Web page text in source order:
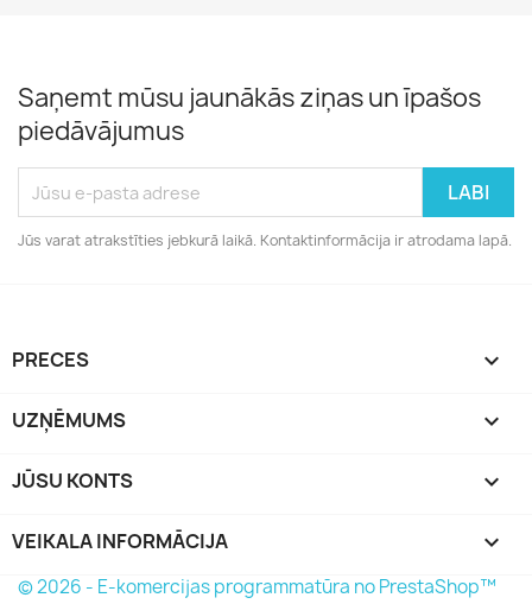
Saņemt mūsu jaunākās ziņas un īpašos
piedāvājumus
Jūs varat atrakstīties jebkurā laikā. Kontaktinformācija ir atrodama lapā.
PRECES 
UZŅĒMUMS 
JŪSU KONTS 
VEIKALA INFORMĀCIJA keyboard_arrow_down
© 2026 - E-komercijas programmatūra no PrestaShop™